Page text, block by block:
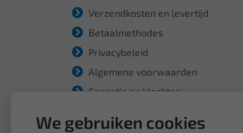
Verzendkosten en levertijd
Betaalmethodes
Privacybeleid
Algemene voorwaarden
Garantie en klachten
We gebruiken cookies